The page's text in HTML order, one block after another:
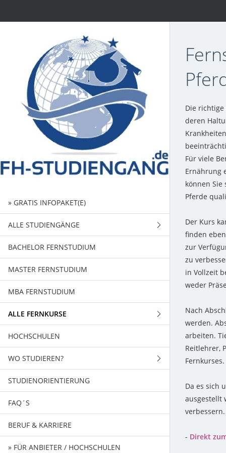
» GRATIS INFOPAKET(E)
ALLE STUDIENGÄNGE
FERNSTUDIENGÄNGE
BACHELORSTUDIENGÄNGE
MASTERSTUDIENGÄNGE
BACHELOR FERNSTUDIUM
MASTER FERNSTUDIUM
MBA FERNSTUDIUM
ALLE FERNKURSE
WIRTSCHAFT
EDV - TECHNIK
SPRACHEN / KOMMUNIKATION
PSYCHOLOGIE
GESUNDHEIT / ERFOLG
SCHULABSCHLÜSSE
HOCHSCHULEN
WO STUDIEREN?
BADEN-WÜRTTEMBERG
BAYERN
BERLIN
BRANDENBURG
STUDIENORIENTIERUNG
FAQ´S
BERUF & KARRIERE
» FÜR ANBIETER / HOCHSCHULEN
Die
deren
Für viele
Ernährung
können
Pferde
Der Kurs
finden
zur
zu
in Vollzeit
weder
Nach
werden.
arbeiten.
Reitlehrer,
Fernkurses.
Da es sich
ausgestellt
- Direkt